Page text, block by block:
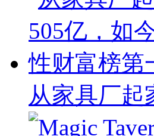
从家具厂起